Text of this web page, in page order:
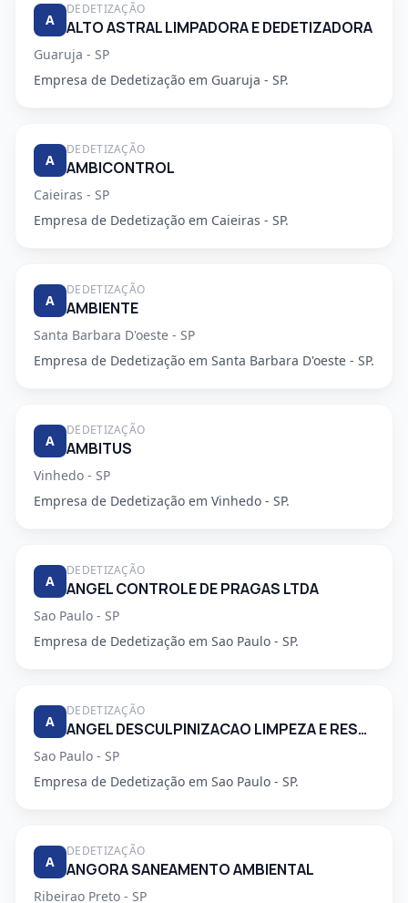
A
DEDETIZAÇÃO
ALTO ASTRAL LIMPADORA E DEDETIZADORA
Guaruja - SP
Empresa de Dedetização em Guaruja - SP.
A
DEDETIZAÇÃO
AMBICONTROL
Caieiras - SP
Empresa de Dedetização em Caieiras - SP.
A
DEDETIZAÇÃO
AMBIENTE
Santa Barbara D'oeste - SP
Empresa de Dedetização em Santa Barbara D'oeste - SP.
A
DEDETIZAÇÃO
AMBITUS
Vinhedo - SP
Empresa de Dedetização em Vinhedo - SP.
A
DEDETIZAÇÃO
ANGEL CONTROLE DE PRAGAS LTDA
Sao Paulo - SP
Empresa de Dedetização em Sao Paulo - SP.
A
DEDETIZAÇÃO
ANGEL DESCULPINIZACAO LIMPEZA E RESTAURACAO DE CAIXAS DAGUA E CONTROLE DE PRAGAS LTDA
Sao Paulo - SP
Empresa de Dedetização em Sao Paulo - SP.
A
DEDETIZAÇÃO
ANGORA SANEAMENTO AMBIENTAL
Ribeirao Preto - SP